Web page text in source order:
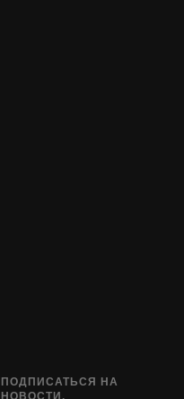
ПОДПИСАТЬСЯ НА
НОВОСТИ.